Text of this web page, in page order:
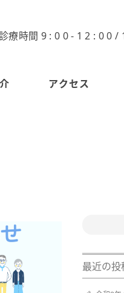
療時間 9 : 0 0 - 1 2 : 0 0 /
アクセス
最近の投